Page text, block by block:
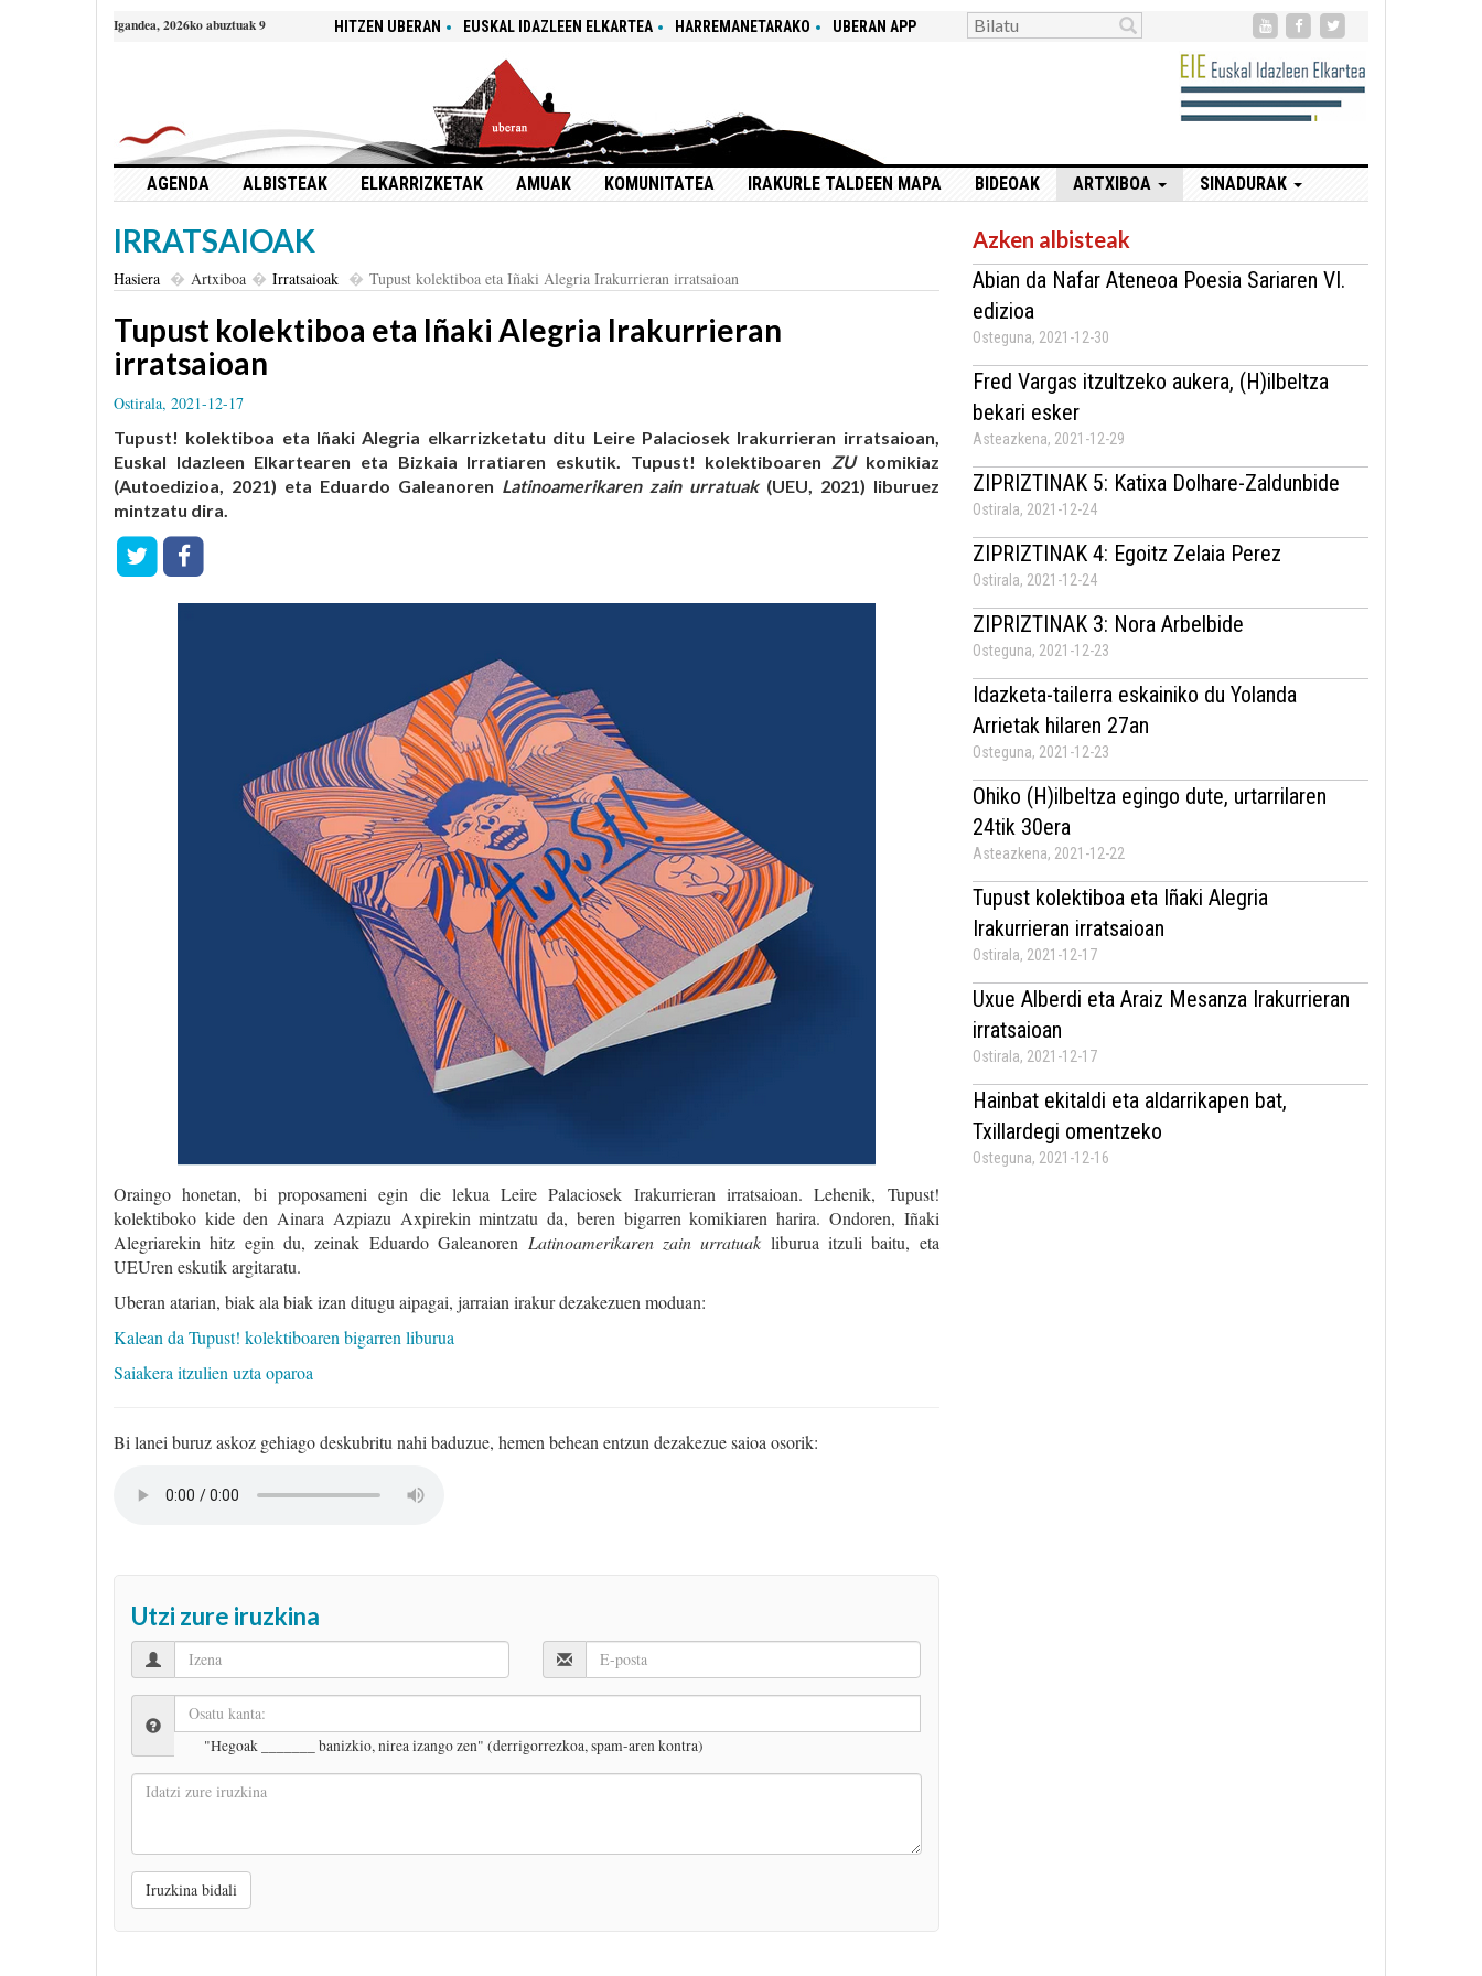
Igandea, 2026ko abuztuak 9 HITZEN UBERAN EUSKAL IDAZLEEN ELKARTEA HARREMANETARAKO UBERAN APP
AGENDA ALBISTEAK ELKARRIZKETAK AMUAK KOMUNITATEA IRAKURLE TALDEEN MAPA BIDEOAK ARTXIBOA SINADURAK
IRRATSAIOAK
Hasiera Artxiboa Irratsaioak Tupust kolektiboa eta Iñaki Alegria Irakurrieran irratsaioan
Tupust kolektiboa eta Iñaki Alegria Irakurrieran
irratsaioan
Ostirala, 2021-12-17
Tupust! kolektiboa eta Iñaki Alegria elkarrizketatu ditu Leire Palaciosek Irakurrieran irratsaioan,
Euskal Idazleen Elkartearen eta Bizkaia Irratiaren eskutik. Tupust! kolektiboaren ZUkomikiaz
(Autoedizioa, 2021) eta Eduardo Galeanoren Latinoamerikaren zain urratuak(UEU, 2021) liburuez
mintzatu dira.
Oraingo honetan, bi proposameni egin die lekua Leire Palaciosek Irakurrieran irratsaioan. Lehenik, Tupust!
kolektiboko kide den Ainara Azpiazu Axpirekin mintzatu da, beren bigarren komikiaren harira. Ondoren, Iñaki
Alegriarekin hitz egin du, zeinak Eduardo Galeanoren Latinoamerikaren zain urratuak liburua itzuli baitu, eta
UEUren eskutik argitaratu.
Uberan atarian, biak ala biak izan ditugu aipagai, jarraian irakur dezakezuen moduan:
Kalean da Tupust! kolektiboaren bigarren liburua
Saiakera itzulien uzta oparoa
Bi lanei buruz askoz gehiago deskubritu nahi baduzue, hemen behean entzun dezakezue saioa osorik:
Utzi zure iruzkina
"Hegoak _______ banizkio, nirea izango zen" (derrigorrezkoa, spam-aren kontra)
Idatzi
Iruzkina bidali
Azken albisteak
Abian da Nafar Ateneoa Poesia Sariaren VI.
edizioa
Osteguna, 2021-12-30
Fred Vargas itzultzeko aukera, (H)ilbeltza
bekari esker
Asteazkena, 2021-12-29
ZIPRIZTINAK 5: Katixa Dolhare-Zaldunbide
Ostirala, 2021-12-24
ZIPRIZTINAK 4: Egoitz Zelaia Perez
Ostirala, 2021-12-24
ZIPRIZTINAK 3: Nora Arbelbide
Osteguna, 2021-12-23
Idazketa-tailerra eskainiko du Yolanda
Arrietak hilaren 27an
Osteguna, 2021-12-23
Ohiko (H)ilbeltza egingo dute, urtarrilaren
24tik 30era
Asteazkena, 2021-12-22
Tupust kolektiboa eta Iñaki Alegria
Irakurrieran irratsaioan
Ostirala, 2021-12-17
Uxue Alberdi eta Araiz Mesanza Irakurrieran
irratsaioan
Ostirala, 2021-12-17
Hainbat ekitaldi eta aldarrikapen bat,
Txillardegi omentzeko
Osteguna, 2021-12-16